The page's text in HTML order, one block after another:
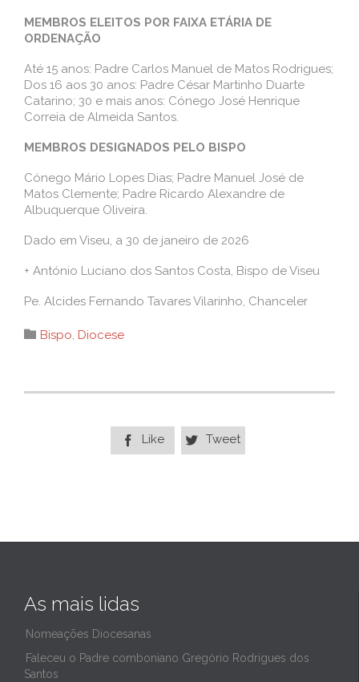
MEMBROS ELEITOS POR FAIXA ETÁRIA DE
ORDENAÇÃO
Até 15 anos: Padre Carlos Manuel de Matos Rodrigues;
Dos 16 aos 30 anos: Padre César Martinho Duarte
Catarino; 30 e mais anos: Cónego José Henrique
Correia de Almeida Santos.
MEMBROS DESIGNADOS PELO BISPO
Cónego Mário Lopes Dias; Padre Manuel José de
Matos Clemente; Padre Ricardo Alexandre de
Albuquerque Oliveira.
Dado em Viseu, a 30 de janeiro de 2026
+ António Luciano dos Santos Costa, Bispo de Viseu
Pe. Alcides Fernando Tavares Vilarinho, Chanceler
 Category
Bispo, Diocese
 Like  Tweet
As mais lidas
Nomeações Diocesanas
Faleceu o Padre comboniano Gregório Rodrigues dos
Santos